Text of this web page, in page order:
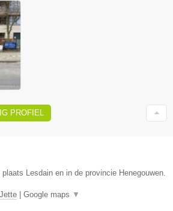
PROFIEL
Lesdain en in de provincie Henegouwen.
Jette | Google maps ▼